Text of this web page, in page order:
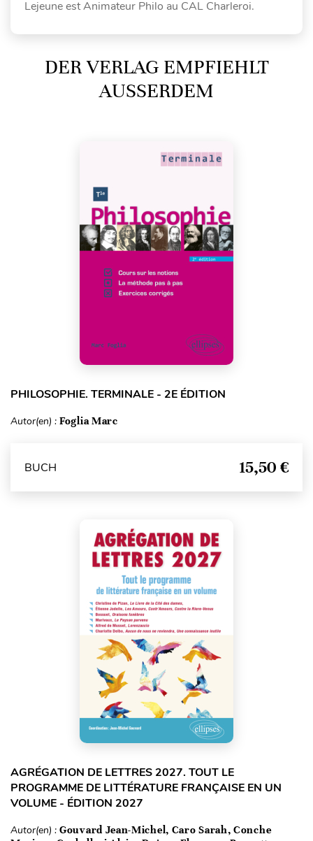
Lejeune est Animateur Philo au CAL Charleroi.
DER VERLAG EMPFIEHLT
AUSSERDEM
PHILOSOPHIE. TERMINALE - 2E ÉDITION
Autor(en) : Foglia Marc
BUCH 15,50 €
AGRÉGATION DE LETTRES 2027. TOUT LE
PROGRAMME DE LITTÉRATURE FRANÇAISE EN UN
VOLUME - ÉDITION 2027
Autor(en) : Gouvard Jean-Michel, Caro Sarah, Conche